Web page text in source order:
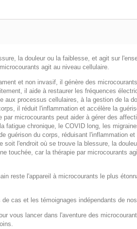
la douleur ou la faiblesse, et agit sur
agit au niveau cellulaire.
et non invasif, il génère des
il aide à restaurer les fréquences
aux processus cellulaires, à la gestion de la
il réduit l'inflammation et accélère la
microcourants peut aider à gérer des
fatigue chronique, le COVID long, les
guérison du corps, réduisant l'inflammation
l'endroit où se trouve la blessure, la
touchée, car la thérapie par microcourants
reste l'appareil à microcourants le plus
cas et les témoignages indépendants de
vous lancer dans l'aventure des